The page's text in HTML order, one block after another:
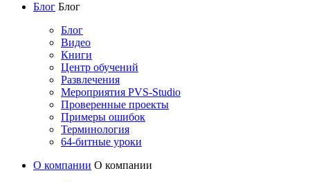
Блог Блог
Блог
Видео
Книги
Центр обучений
Развлечения
Мероприятия PVS-Studio
Проверенные проекты
Примеры ошибок
Терминология
64-битные уроки
О компании О компании